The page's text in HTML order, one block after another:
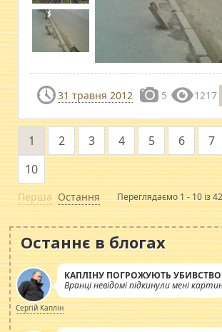
31 травня 2012 5 1217
Перша
1 2 3 4 5 6 7
10
Остання Переглядаємо 1 - 10 із
Останнє в блогах
КАПЛІНУ ПОГРОЖУЮТЬ
Вранці невідомі підкинули мені
Сергій Каплін